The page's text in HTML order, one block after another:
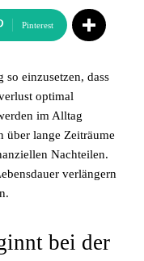
Pinterest
einzusetzen, dass
optimal
im Alltag
über lange Zeiträume
Nachteilen.
verlängern
bei der